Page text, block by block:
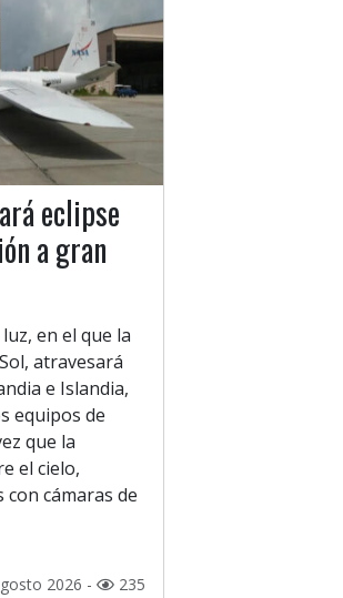
eclipse
a gran
en el que la
atravesará
e Islandia,
equipos de
que la
el cielo,
cámaras de
2026 - 235